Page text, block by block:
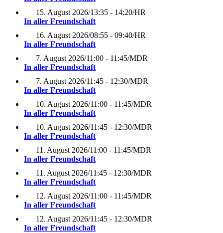
15. August 2026/13:35 - 14:20/HR
In aller Freundschaft
16. August 2026/08:55 - 09:40/HR
In aller Freundschaft
7. August 2026/11:00 - 11:45/MDR
In aller Freundschaft
7. August 2026/11:45 - 12:30/MDR
In aller Freundschaft
10. August 2026/11:00 - 11:45/MDR
In aller Freundschaft
10. August 2026/11:45 - 12:30/MDR
In aller Freundschaft
11. August 2026/11:00 - 11:45/MDR
In aller Freundschaft
11. August 2026/11:45 - 12:30/MDR
In aller Freundschaft
12. August 2026/11:00 - 11:45/MDR
In aller Freundschaft
12. August 2026/11:45 - 12:30/MDR
In aller Freundschaft